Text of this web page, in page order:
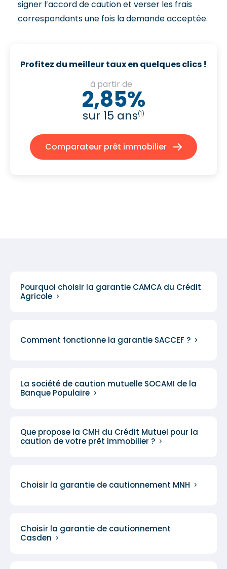
signer l’accord de caution et verser les frais
correspondants une fois la demande acceptée.
Profitez du meilleur taux en quelques clics !
à partir de
2,85%
sur 15 ans(1)
Comparateur prêt immobilier
Pourquoi choisir la garantie CAMCA du Crédit
Agricole
Comment fonctionne la garantie SACCEF ?
La société de caution mutuelle SOCAMI de la
Banque Populaire
Que propose la CMH du Crédit Mutuel pour la
caution de votre prêt immobilier ?
Choisir la garantie de cautionnement MNH
Choisir la garantie de cautionnement
Casden